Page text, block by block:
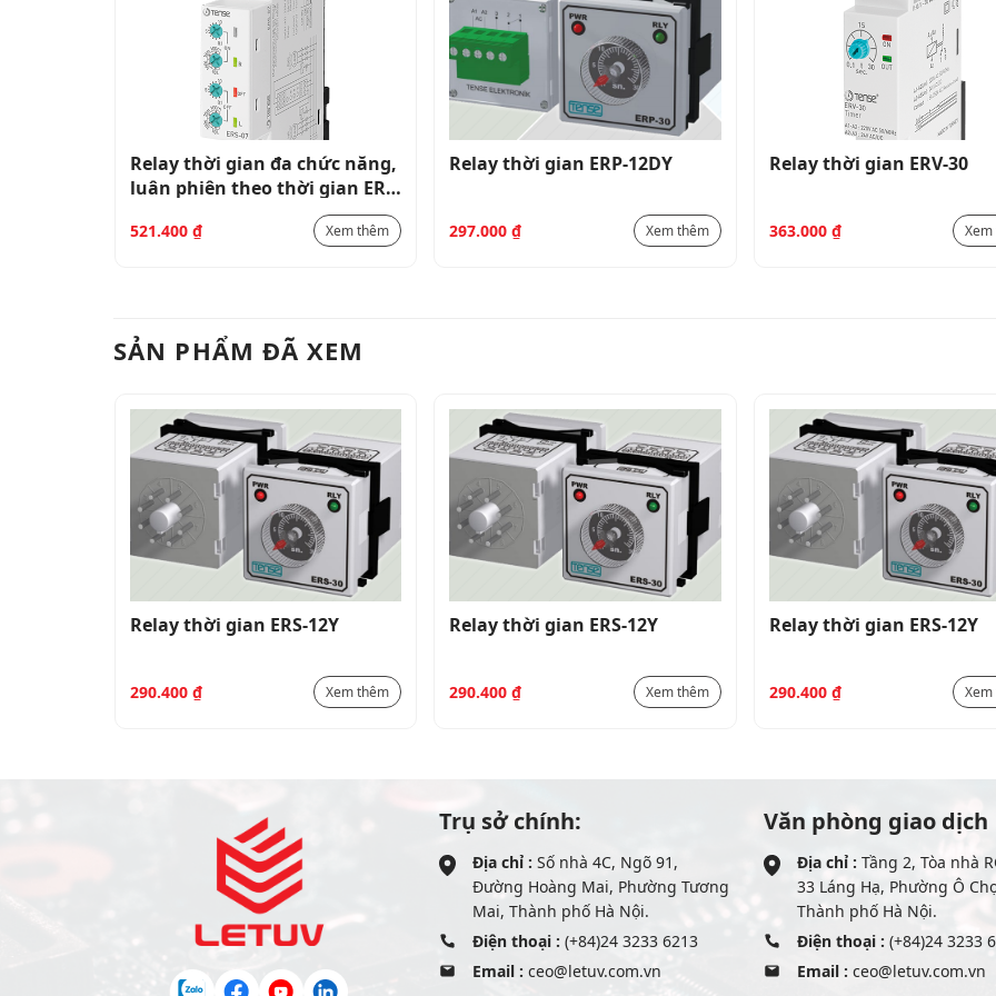
Relay thời gian đa chức năng,
luân phiên theo thời gian ERS-
521.400 ₫ Xem thêm
Relay thời gian ERP-12DY
297.000 ₫ Xem thêm
Relay thời gian ERV-30
363.000 ₫
SẢN PHẨM ĐÃ XEM
Relay thời gian ERS-12Y
290.400 ₫ Xem thêm
Relay thời gian ERS-12Y
290.400 ₫ Xem thêm
Relay thời gian ERS-12Y
290.400 ₫
Trụ sở chính:
Địa chỉ : Số nhà 4C, Ngõ 91,
Đường Hoàng Mai, Phường Tương
Mai, Thành phố Hà Nội.
Điện thoại : (+84)24 3233 6213
Email : ceo@letuv.com.vn
Văn phòng giao dịch
Địa chỉ : Tầng 2, Tòa nhà
33 Láng Hạ, Phường Ô
Thành phố Hà Nội.
Điện thoại : (+84)24 3233
Email : ceo@letuv.com.vn